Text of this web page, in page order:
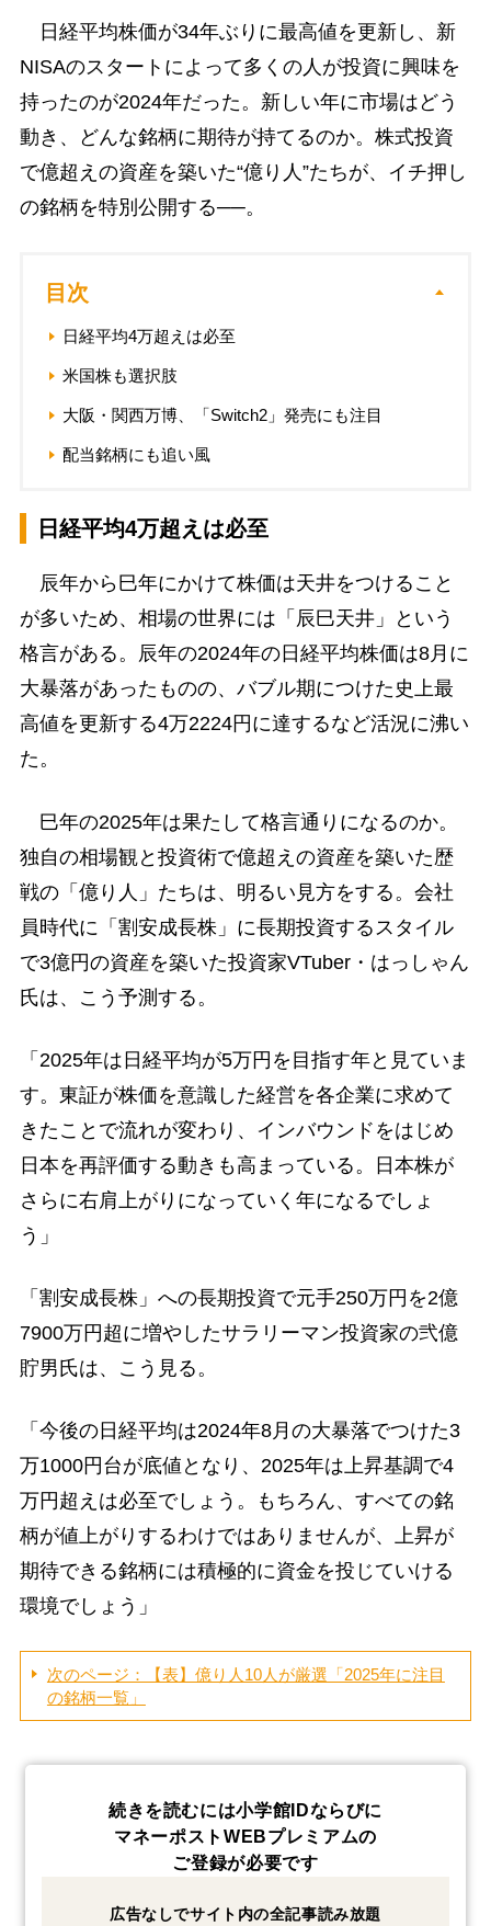
日経平均株価が34年ぶりに最高値を更新し、新
NISAのスタートによって多くの人が投資に興味を
持ったのが2024年だった。新しい年に市場はどう
動き、どんな銘柄に期待が持てるのか。株式投資
で億超えの資産を築いた“億り人”たちが、イチ押し
の銘柄を特別公開する──。
目次
日経平均4万超えは必至
米国株も選択肢
大阪・関西万博、「Switch2」発売にも注目
配当銘柄にも追い風
日経平均4万超えは必至
辰年から巳年にかけて株価は天井をつけること
が多いため、相場の世界には「辰巳天井」という
格言がある。辰年の2024年の日経平均株価は8月に
大暴落があったものの、バブル期につけた史上最
高値を更新する4万2224円に達するなど活況に沸い
た。
巳年の2025年は果たして格言通りになるのか。
独自の相場観と投資術で億超えの資産を築いた歴
戦の「億り人」たちは、明るい見方をする。会社
員時代に「割安成長株」に長期投資するスタイル
で3億円の資産を築いた投資家VTuber・はっしゃん
氏は、こう予測する。
「2025年は日経平均が5万円を目指す年と見ていま
す。東証が株価を意識した経営を各企業に求めて
きたことで流れが変わり、インバウンドをはじめ
日本を再評価する動きも高まっている。日本株が
さらに右肩上がりになっていく年になるでしょ
う」
「割安成長株」への長期投資で元手250万円を2億
7900万円超に増やしたサラリーマン投資家の弐億
貯男氏は、こう見る。
「今後の日経平均は2024年8月の大暴落でつけた3
万1000円台が底値となり、2025年は上昇基調で4
万円超えは必至でしょう。もちろん、すべての銘
柄が値上がりするわけではありませんが、上昇が
期待できる銘柄には積極的に資金を投じていける
環境でしょう」
次のページ：【表】億り人10人が厳選「2025年に注目
の銘柄一覧」
続きを読むには小学館IDならびに
マネーポストWEBプレミアムの
ご登録が必要です
広告なしでサイト内の全記事読み放題